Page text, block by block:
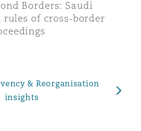
Borders: Saudi
rules of cross-border
& Reorganisation
insights